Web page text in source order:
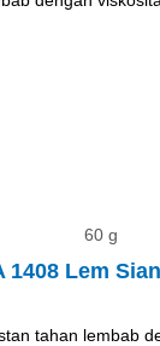
60 g
1408 Lem
tahan lembab